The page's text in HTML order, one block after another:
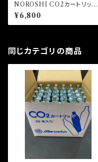
NOROSHI CO2カートリッジ7
4g (10本入り）
¥6,800
同じカテゴリの商品